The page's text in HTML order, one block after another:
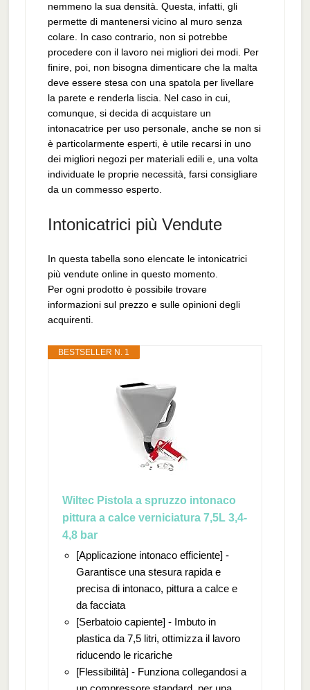
nemmeno la sua densità. Questa, infatti, gli
permette di mantenersi vicino al muro senza
colare. In caso contrario, non si potrebbe
procedere con il lavoro nei migliori dei modi. Per
finire, poi, non bisogna dimenticare che la malta
deve essere stesa con una spatola per livellare
la parete e renderla liscia. Nel caso in cui,
comunque, si decida di acquistare un
intonacatrice per uso personale, anche se non si
è particolarmente esperti, è utile recarsi in uno
dei migliori negozi per materiali edili e, una volta
individuate le proprie necessità, farsi consigliare
da un commesso esperto.
Intonicatrici più Vendute
In questa tabella sono elencate le intonicatrici
più vendute online in questo momento.
Per ogni prodotto è possibile trovare
informazioni sul prezzo e sulle opinioni degli
acquirenti.
BESTSELLER N. 1
Wiltec Pistola a spruzzo intonaco
pittura a calce verniciatura 7,5L 3,4-
4,8 bar
[Applicazione intonaco efficiente] -
Garantisce una stesura rapida e
precisa di intonaco, pittura a calce e
da facciata
[Serbatoio capiente] - Imbuto in
plastica da 7,5 litri, ottimizza il lavoro
riducendo le ricariche
[Flessibilità] - Funziona collegandosi a